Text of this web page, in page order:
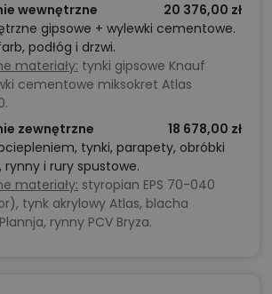
wewnętrzne
20 376,00 zł
gipsowe + wylewki cementowe.
podłóg i drzwi.
materiały: tynki gipsowe Knauf
cementowe miksokret Atlas
zewnętrzne
18 678,00 zł
tynki, parapety, obróbki
rynny i rury spustowe.
materiały: styropian EPS 70-040
tynk akrylowy Atlas, blacha
rynny PCV Bryza.